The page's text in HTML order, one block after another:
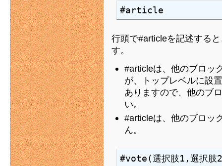
#article
行頭で#articleを記述する
す。
#articleは、他のブロッ
が、トップレベルに設
ありますので、他のブ
い。
#articleは、他のブロッ
ん。
#vote(選択肢1,選択